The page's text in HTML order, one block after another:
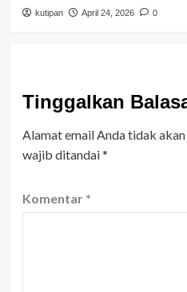
kutipan April 24, 2026 0
Tinggalkan
Alamat email Anda tidak
wajib ditandai*
Komentar *